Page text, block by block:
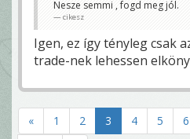
Nesze semmi , fogd meg jól.
cikesz
Igen, ez így tényleg csak
trade-nek lehessen
« 1 2 3 4 5 6